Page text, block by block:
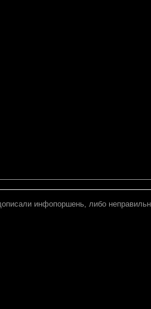
инфопоршень, либо